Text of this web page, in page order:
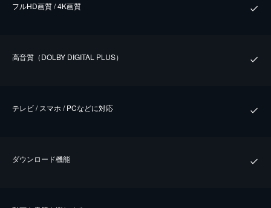
フルHD画質 / 4K画質
⾼⾳質（DOLBY DIGITAL PLUS）
テレビ / スマホ / PCなどに対応
ダウンロード機能